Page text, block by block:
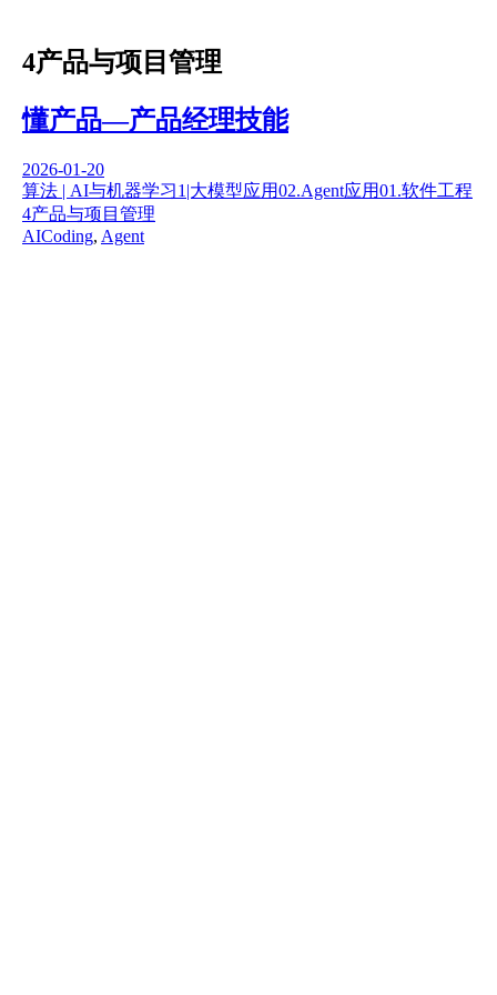
4产品与项目管理
懂产品—产品经理技能
2026-01-20
算法 | AI与机器学习1|大模型应用02.Agent应用01.软件工程
4产品与项目管理
AICoding, Agent